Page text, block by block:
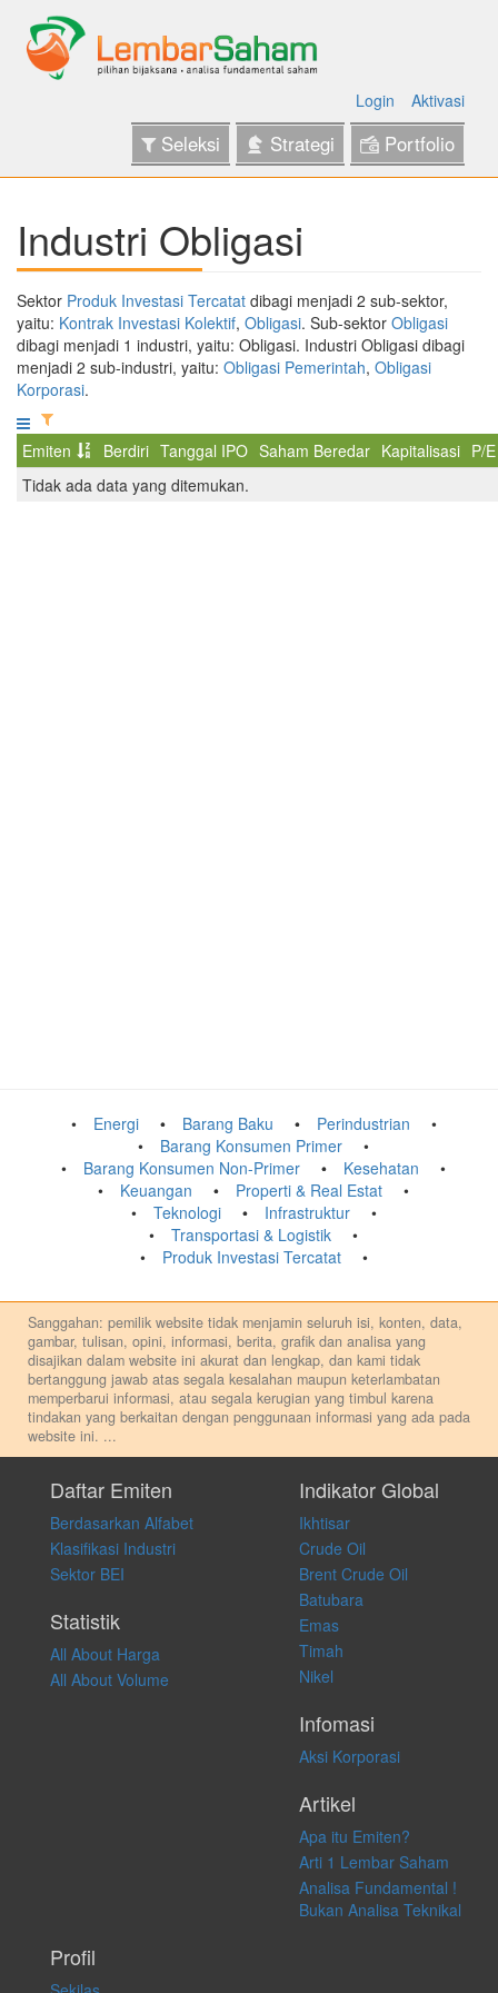
Login Aktivasi
Seleksi Strategi Portfolio
Industri Obligasi
Sektor Produk Investasi Tercatat dibagi menjadi 2 sub-sektor,
yaitu: Kontrak Investasi Kolektif, Obligasi. Sub-sektor Obligasi
dibagi menjadi 1 industri, yaitu: Obligasi. Industri Obligasi dibagi
menjadi 2 sub-industri, yaitu: Obligasi Pemerintah, Obligasi
Korporasi.
Emiten Berdiri Tanggal IPO Saham Beredar Kapitalisasi P/E
Tidak ada data yang ditemukan.
Energi Barang Baku
Perindustrian
Barang Konsumen Primer
Barang Konsumen Non-Primer
Kesehatan
Keuangan
Properti & Real Estat
Teknologi
Infrastruktur
Transportasi & Logistik
Produk Investasi Tercatat
Sanggahan: pemilik website tidak menjamin seluruh isi, konten, data,
gambar, tulisan, opini, informasi, berita, grafik dan analisa yang
disajikan dalam website ini akurat dan lengkap, dan kami tidak
bertanggung jawab atas segala kesalahan maupun keterlambatan
memperbarui informasi, atau segala kerugian yang timbul karena
tindakan yang berkaitan dengan penggunaan informasi yang ada pada
website ini. ...
pribadi. Kami tidak memberi anjuran, saran, rekomendasi untuk
membeli, menjual atau melakukan aktivitas lain yang terkait dengan
transaksi perdagangan apapun, dan kami tidak bertanggung jawab
atas keputusan investasi yang dilakukan dalam kondisi dan situasi
apapun juga, yang diakibatkan secara langsung maupun tidak
langsung atas konten pada website ini.
Daftar Emiten
Berdasarkan Alfabet
Klasifikasi Industri
Sektor BEI
Statistik
All About Harga
All About Volume
Indikator Global
Ikhtisar
Crude Oil
Brent Crude Oil
Batubara
Emas
Timah
Nikel
Infomasi
Aksi Korporasi
Artikel
Apa itu Emiten?
Arti 1 Lembar Saham
Analisa Fundamental !
Bukan Analisa Teknikal
Profil